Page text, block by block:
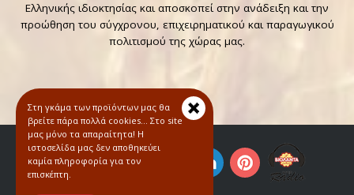
Ελληνικής ιδιοκτησίας και αποσκοπεί στην ανάδειξη και την
προώθηση του σύγχρονου, επιχειρηματικού και παραγωγικού
πολιτισμού της χώρας μας.
Στη γκάμα των προϊόντων μας θα
βρείτε πάρα πολλά cookies… Στο site
μας μόνο τα απαραίτητα! Η
ιστοσελίδα μας δεν αποθηκεύει
καμία πληροφορία για τον
επισκέπτη.